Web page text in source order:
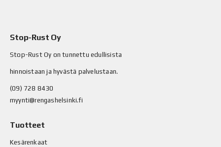
Stop-Rust Oy
Stop-Rust Oy on tunnettu edullisista
hinnoistaan ja hyvästä palvelustaan.
(09) 728 8430
myynti@rengashelsinki.fi
Tuotteet
Kesärenkaat